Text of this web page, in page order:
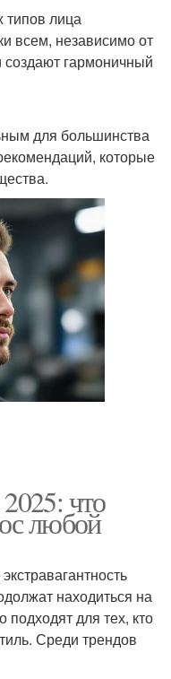
типов лица
всем, независимо от
гармоничный
для большинства
которые
что
любой
находиться на
для тех, кто
Среди трендов